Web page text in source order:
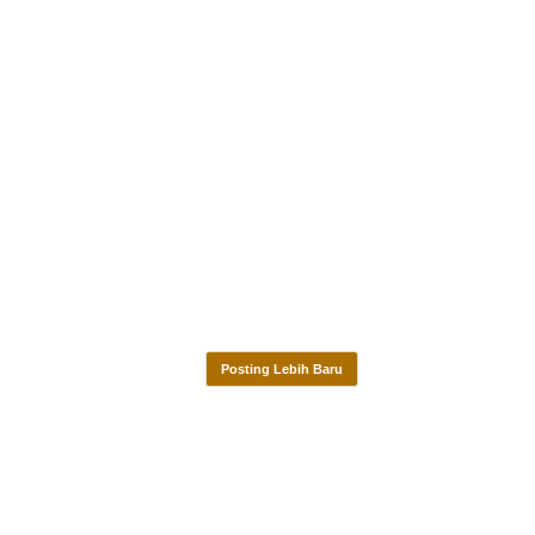
Posting Lebih Baru